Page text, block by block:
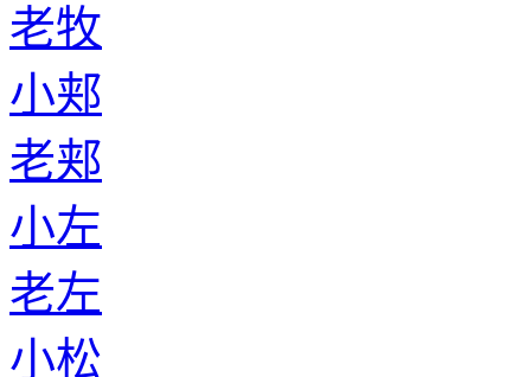
老牧
小郏
老郏
小左
老左
小松